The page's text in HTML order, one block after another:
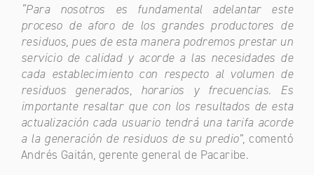
“Para nosotros es fundamental adelantar este
proceso de aforo de los grandes productores de
residuos, pues de esta manera podremos prestar un
servicio de calidad y acorde a las necesidades de
cada establecimiento con respecto al volumen de
residuos generados, horarios y frecuencias. Es
importante resaltar que con los resultados de esta
actualización cada usuario tendrá una tarifa acorde
a la generación de residuos de su predio”, comentó
Andrés Gaitán, gerente general de Pacaribe.